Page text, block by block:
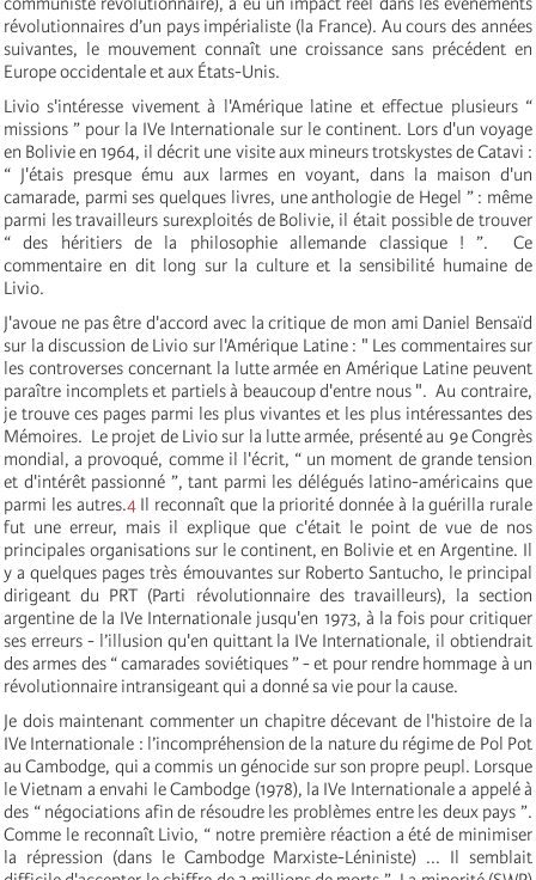
révolutionnaires d’un pays impérialiste (la France). Au cours des années
suivantes, le mouvement connaît une croissance sans précédent en
Europe occidentale et aux États-Unis.
Livio s'intéresse vivement à l'Amérique latine et effectue plusieurs “
missions ” pour la IVe Internationale sur le continent. Lors d'un voyage
en Bolivie en 1964, il décrit une visite aux mineurs trotskystes de Catavi :
“ J'étais presque ému aux larmes en voyant, dans la maison d'un
camarade, parmi ses quelques livres, une anthologie de Hegel ” : même
parmi les travailleurs surexploités de Bolivie, il était possible de trouver
“ des héritiers de la philosophie allemande classique ! ”. Ce
commentaire en dit long sur la culture et la sensibilité humaine de
Livio.
J'avoue ne pas être d'accord avec la critique de mon ami Daniel Bensaïd
sur la discussion de Livio sur l'Amérique Latine : " Les commentaires sur
les controverses concernant la lutte armée en Amérique Latine peuvent
paraître incomplets et partiels à beaucoup d'entre nous ". Au contraire,
je trouve ces pages parmi les plus vivantes et les plus intéressantes des
Mémoires. Le projet de Livio sur la lutte armée, présenté au 9e Congrès
mondial, a provoqué, comme il l'écrit, “ un moment de grande tension
et d'intérêt passionné ”, tant parmi les délégués latino-américains que
parmi les autres.4Il reconnaît que la priorité donnée à la guérilla rurale
fut une erreur, mais il explique que c'était le point de vue de nos
principales organisations sur le continent, en Bolivie et en Argentine. Il
y a quelques pages très émouvantes sur Roberto Santucho, le principal
dirigeant du PRT (Parti révolutionnaire des travailleurs), la section
argentine de la IVe Internationale jusqu'en 1973, à la fois pour critiquer
ses erreurs - l’illusion qu'en quittant la IVe Internationale, il obtiendrait
des armes des “ camarades soviétiques ” - et pour rendre hommage à un
révolutionnaire intransigeant qui a donné sa vie pour la cause.
Je dois maintenant commenter un chapitre décevant de l'histoire de la
IVe Internationale : l’incompréhension de la nature du régime de Pol Pot
au Cambodge, qui a commis un génocide sur son propre peupl. Lorsque
le Vietnam a envahi le Cambodge (1978), la IVe Internationalea appelé à
des “ négociations afin de résoudre les problèmes entre les deux pays ”.
Comme le reconnaît Livio, “ notre première réaction a été de minimiser
la répression (dans le Cambodge Marxiste-Léniniste) ... Il semblait